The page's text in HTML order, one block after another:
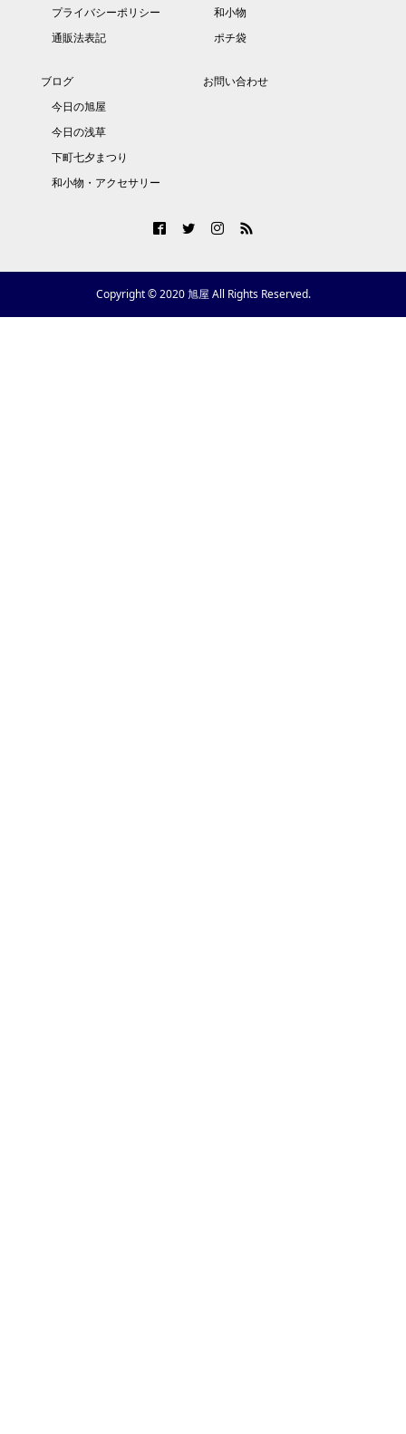
プライバシーポリシー
通販法表記
和小物
ポチ袋
ブログ
今日の旭屋
今日の浅草
下町七夕まつり
和小物・アクセサリー
お問い合わせ
Copyright © 2020 旭屋 All Rights Reserved.